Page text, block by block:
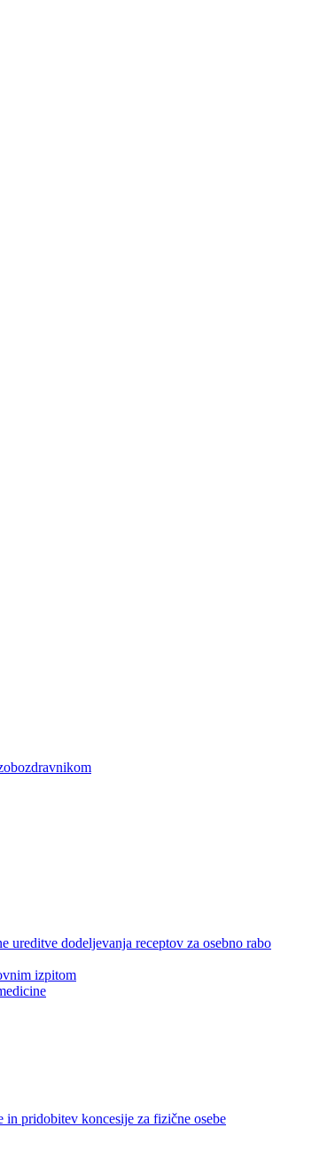
dodeljevanja receptov za osebno rabo
izpitom
pridobitev koncesije za fizične osebe